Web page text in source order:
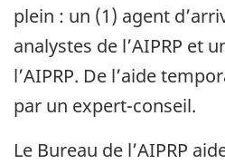
plein : un (1) agent
analystes de l’AIPRP et
l’AIPRP. De l’aide
par un expert-conseil.
Le Bureau de l’AIPRP